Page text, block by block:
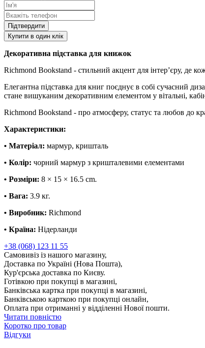
Підтвердити
Купити в один клік
Декоративна підставка для книжок
Richmond Bookstand - стильний акцент для інтер’єру, де
Елегантна підставка для книг поєднує в собі сучасний
стане вишуканим декоративним елементом у вітальні,
Richmond Bookstand - про атмосферу, статус та любов до
Характеристики:
• Матеріал: мармур, кришталь
• Колір: чорний мармур з кришталевими елементами
• Розміри: 8 × 15 × 16.5 cm.
• Вага: 3.9 кг.
• Виробник: Richmond
• Країна: Нідерланди
+38 (068) 123 11 55
Самовивіз із нашого магазину,
Доставка по Україні (Нова Пошта),
Кур'єрська доставка по Києву.
Готівкою при покупці в магазині,
Банківська картка при покупці в магазині,
Банківською карткою при покупці онлайн,
Оплата при отриманні у відділенні Нової пошти.
Читати повністю
Коротко про товар
Відгуки